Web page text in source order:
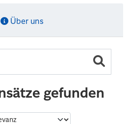
Über uns
gefunden